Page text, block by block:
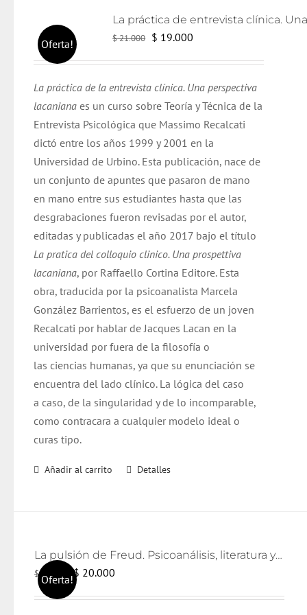
Oferta! $21.000 El
era:
$ 21.000.
$ 19.000
es:
$ 19.000.
La práctica de la entrevista clínica. Una perspectiva
lacaniana es un curso sobre Teoría y Técnica de la
Entrevista Psicológica que Massimo Recalcati
dictó entre los años 1999 y 2001 en la
Universidad de Urbino. Esta publicación, nace de
un conjunto de apuntes que pasaron de mano
en mano entre sus estudiantes hasta que las
desgrabaciones fueron revisadas por el autor,
editadas y publicadas el año 2017 bajo el título
La pratica del colloquio clinico. Una prospettiva
lacaniana, por Raffaello Cortina Editore. Esta
obra, traducida por la psicoanalista Marcela
González Barrientos, es el esfuerzo de un joven
Recalcati por hablar de Jacques Lacan en la
universidad por fuera de la filosofía o
las ciencias humanas, ya que su enunciación se
encuentra del lado clínico. La lógica del caso
a caso, de la singularidad y de lo incomparable,
como contracara a cualquier modelo ideal o
curas tipo.
Añadir al carrito Detalles
Oferta!
La pulsión de Freud. Psicoanálisis, literatura y cine
$21.000
El
precio
$ 20.000